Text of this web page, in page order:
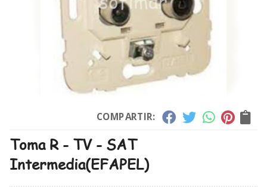
COMPARTIR:
Toma R - TV - SAT
Intermedia(EFAPEL)